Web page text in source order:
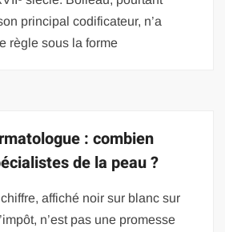
principal codificateur, n’a
règle sous la forme
: combien
de la peau ?
affiché noir sur blanc sur
n’est pas une promesse